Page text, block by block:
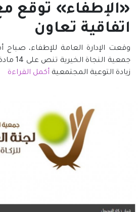
«الإطفاء» توقع
اتفاقية تعاون
وقعت الإدارة العامة للإطفاء،
جمعية
زيادة التوعية المجتمعية أكمل القراءة